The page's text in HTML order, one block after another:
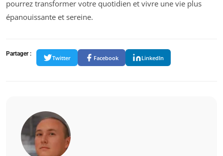
pourrez transformer votre quotidien et vivre une vie plus
épanouissante et sereine.
Partager :
Twitter Facebook LinkedIn